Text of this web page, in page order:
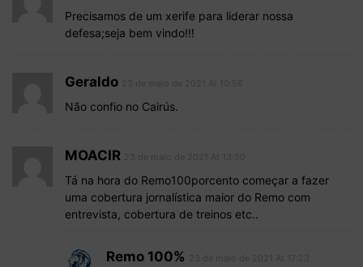
Precisamos de um xerife para liderar nossa
defesa;seja bem vindo!!!
Geraldo
Não confio no Cairús.
MOACIR
Tá na hora do Remo100porcento começar a fazer
uma cobertura jornalística maior do Remo com
entrevista, cobertura de treinos etc..
Remo 100%